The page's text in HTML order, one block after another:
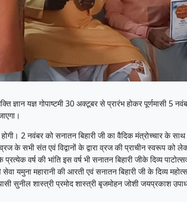
ज्ञान यज्ञ गोपाष्टमी 30 अक्टूबर से प्रारंभ होकर पूर्णमासी 5
होगी। 2 नवंबर को सनातन बिहारी जी का वैदिक मंत्रोच्चार के
के सभी संत एवं विद्वानों के द्वारा व्रज की प्राचीन स्वरूप को
वर्ष की भांति इस वर्ष भी सनातन बिहारी जीके दिव्य
यमुना महारानी की आरती एवं सनातन बिहारी जी के दिव्य
सुनील शास्त्री प्रमोद शास्त्री बृजमोहन जोशी जयप्रकाश